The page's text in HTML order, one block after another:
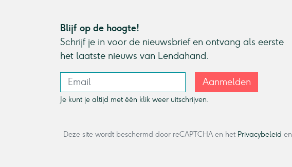
Blijf op de hoogte!
Schrijf je in voor de nieuwsbrief en ontvang als eerste
het laatste nieuws van Lendahand.
Aanmelden
Je kunt je altijd met één klik weer uitschrijven.
Deze site wordt beschermd door reCAPTCHA en het Privacybeleid en